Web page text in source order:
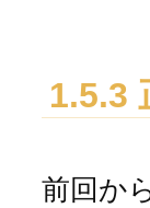
1.5.3
前回か